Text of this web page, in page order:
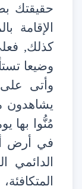
حقيقتك
الإقامة
كذلك,
وضيعا
وأتى على
يشاهدون
مُنُّوا بها
في أرض
الدائمي